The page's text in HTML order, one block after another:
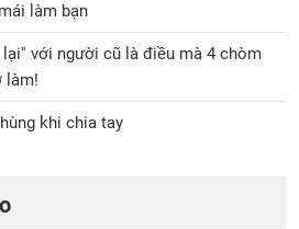
làm bạn
lại'' với người cũ là điều mà 4 chòm
làm!
khi chia tay